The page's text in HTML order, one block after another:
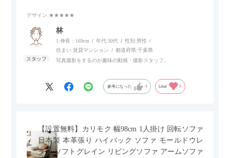
個人的にはコードレス＆充電式なので、コンセントの場所を気
にせず、好きな場所に置けるのが画期的に感じました。
デザイン:★★★★★
林
1:伸長：169cm 年代:30代 性別:男性
住まい:賃貸マンション 都道府県:千葉県
写真撮影をするのが趣味の動画・撮影スタッフ。
参考になった 0 Like! 0
【設置無料】カリモク 幅98cm 1人掛け 回転ソファ
日本製 本革張り ハイバック ソファ モールドウレ
タン ソフトグレイン リビングソファ アームソファ